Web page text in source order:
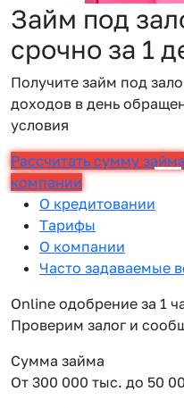
Займ под
срочно за 1
Получите займ под
доходов в день
условия
Рассчитать сумму займа
компании
О кредитовании
Тарифы
О компании
Часто задаваемые
Online одобрение за 1
Проверим залог и
Сумма займа
От 300 000 тыс. до 50